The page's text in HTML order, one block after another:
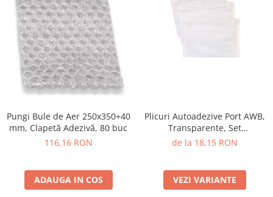
Pungi Bule de Aer 250x350+40
mm, Clapetă Adezivă, 80 buc
116,16 RON
ADAUGA IN COS
Plicuri Autoadezive Port AWB,
Transparente, Set
100/250/500/1000 buc
de la 18,15 RON
VEZI VARIANTE